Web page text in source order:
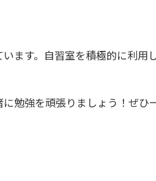
ます。自習室を積極的に利用
勉強を頑張りましょう！ぜひ